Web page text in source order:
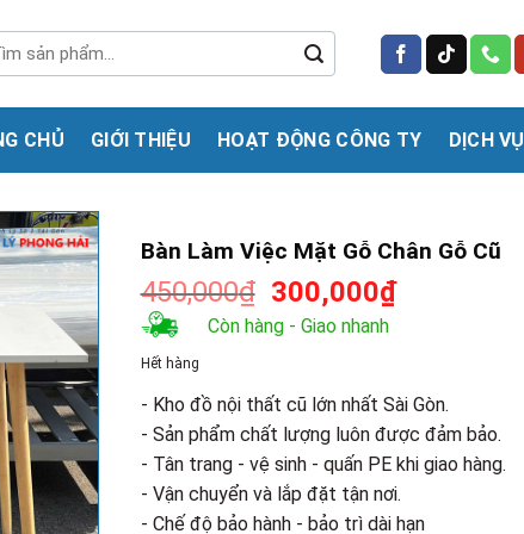
CHỦ GIỚI THIỆU HOẠT ĐỘNG CÔNG TY DỊCH VỤ
Bàn Làm Việc Mặt Gỗ Chân Gỗ Cũ
450,000₫ Giá
gốc
là:
300,000₫Giá
300,000₫.
Còn hàng - Giao nhanh
Hết hàng
- Kho đồ nội thất cũ lớn nhất Sài Gòn.
- Sản phẩm chất lượng luôn được đảm bảo.
- Tân trang - vệ sinh - quấn PE khi giao hàng.
- Vận chuyển và lắp đặt tận nơi.
- Chế độ bảo hành - bảo trì dài hạn